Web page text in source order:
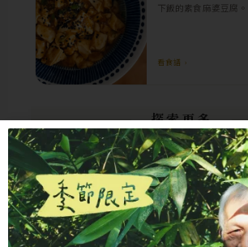
下飯的素食麻婆豆腐。
看食譜 ›
探索更多
SMART KITCHEN